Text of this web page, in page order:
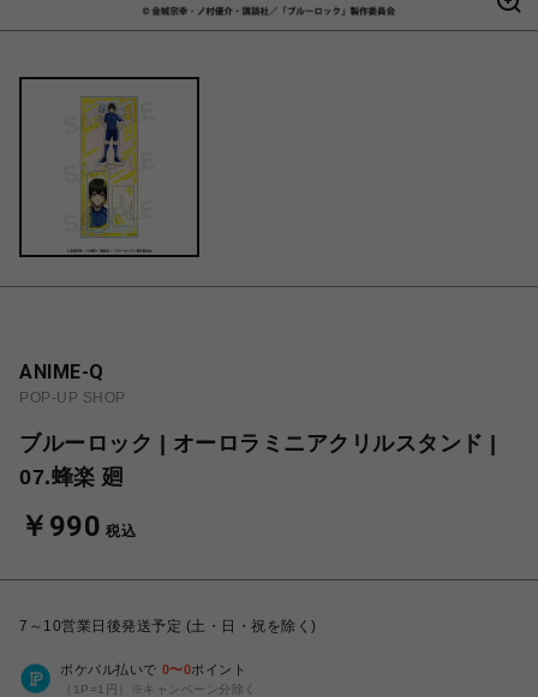
ANIME-Q
POP-UP SHOP
ブルーロック | オーロラミニアクリルスタンド |
07.蜂楽 廻
￥990 税込
7～10営業日後発送予定 (土・日・祝を除く)
ポケパル払いで 0〜0ポイント
（1P=1円）※キャンペーン分除く